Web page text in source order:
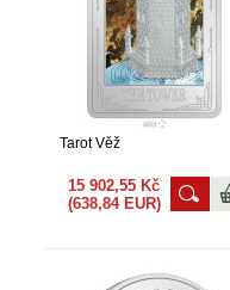
Tarot Věž
15 902,55 Kč
(638,84 EUR)